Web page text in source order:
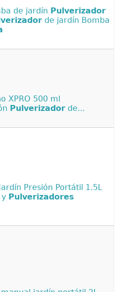
de jardín Pulverizador
de jardín Bomba
XPRO 500 ml
Pulverizador de...
Presión Portátil 1.5L
y Pulverizadores